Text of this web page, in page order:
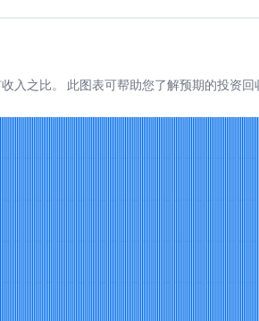
入之比。 此图表可帮助您了解预期的投资回